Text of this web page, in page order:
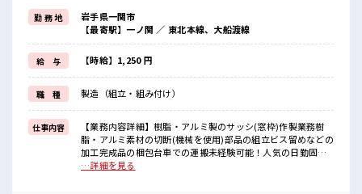
残業は月20時間以上あります♪
≪完全週休二日制≫
週末は家族や友人と一緒にプライベート満喫！
≪髪型自由≫
基本的に髪色自由で明るすぎたり奇抜でなければOKです！
(規定有)≪機能的な制服アリ≫
制服があるので、
毎日の服装の悩み解消♪
≪様々なお仕事をご提案≫
一人で悩まず気軽に相談できる、
派遣のお仕事です！
■職場の雰囲気
勤 務 地
岩手県一関市
【最寄駅】一ノ関 ／ 東北本線、大船渡線
給 与 【時給】1,250 円
職 種 製造（組立・組み付け）
仕事内容
【業務内容詳細】樹脂・アルミ製のサッシ(窓枠)作製業務樹
脂・アルミ素材の切断(機械を使用)部品の組立ビス留めなどの
加工完成品の梱包台車での運搬未経験可能！人気の日勤固定
の土日祝休み！【取扱製品情報】樹脂・アルミ製のサッシ(窓
…詳細を見る